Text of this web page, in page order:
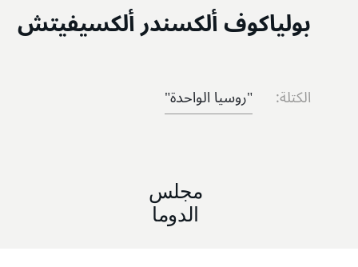
بولياكوف ألكسندر ألكسيفيتش
الكتلة: "روسيا الواحدة"
مجلس
الدوما